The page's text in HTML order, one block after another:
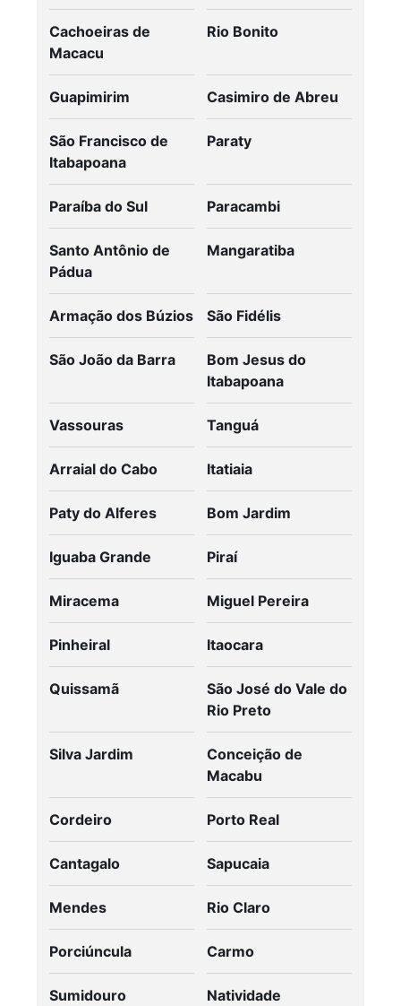
Cachoeiras de
Macacu
Rio Bonito
Guapimirim Casimiro de Abreu
São Francisco de
Itabapoana
Paraty
Paraíba do Sul Paracambi
Santo Antônio de
Pádua
Mangaratiba
Armação dos Búzios São Fidélis
São João da Barra
Bom Jesus do
Itabapoana
Vassouras Tanguá
Arraial do Cabo Itatiaia
Paty do Alferes Bom Jardim
Iguaba Grande Piraí
Miracema Miguel Pereira
Pinheiral Itaocara
Quissamã
São José do Vale do
Rio Preto
Silva Jardim
Conceição de
Macabu
Cordeiro Porto Real
Cantagalo Sapucaia
Mendes Rio Claro
Porciúncula Carmo
Sumidouro Natividade